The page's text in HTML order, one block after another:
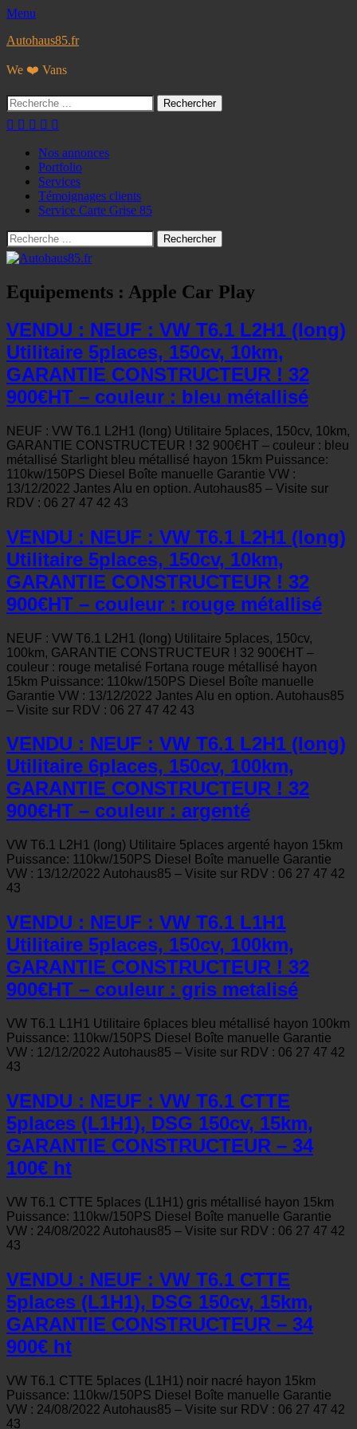
Menu
Autohaus85.fr
We ❤️ Vans
Rechercher :
Facebook
Googleplus
E- Instagram
Menu
principal
Aller
contenu
Nos annonces
Portfolio
Services
Témoignages clients
Service Carte Grise 85
Recherche
Rechercher :
Equipements : Apple Car Play
VENDU : NEUF : VW T6.1 L2H1 (long)
Utilitaire 5places, 150cv, 10km,
GARANTIE CONSTRUCTEUR ! 32
900€HT – couleur : bleu métallisé
NEUF : VW T6.1 L2H1 (long) Utilitaire 5places, 150cv, 10km,
GARANTIE CONSTRUCTEUR ! 32 900€HT – couleur : bleu
métallisé Starlight bleu métallisé hayon 15km Puissance:
110kw/150PS Diesel Boîte manuelle Garantie VW :
13/12/2022 Jantes Alu en option. Autohaus85 – Visite sur
RDV : 06 27 47 42 43
VENDU : NEUF : VW T6.1 L2H1 (long)
Utilitaire 5places, 150cv, 10km,
GARANTIE CONSTRUCTEUR ! 32
900€HT – couleur : rouge métallisé
NEUF : VW T6.1 L2H1 (long) Utilitaire 5places, 150cv,
100km, GARANTIE CONSTRUCTEUR ! 32 900€HT –
couleur : rouge metalisé Fortana rouge métallisé hayon
15km Puissance: 110kw/150PS Diesel Boîte manuelle
Garantie VW : 13/12/2022 Jantes Alu en option. Autohaus85
– Visite sur RDV : 06 27 47 42 43
VENDU : NEUF : VW T6.1 L2H1 (long)
Utilitaire 6places, 150cv, 100km,
GARANTIE CONSTRUCTEUR ! 32
900€HT – couleur : argenté
VW T6.1 L2H1 (long) Utilitaire 5places argenté hayon 15km
Puissance: 110kw/150PS Diesel Boîte manuelle Garantie
VW : 13/12/2022 Autohaus85 – Visite sur RDV : 06 27 47 42
43
VENDU : NEUF : VW T6.1 L1H1
Utilitaire 5places, 150cv, 100km,
GARANTIE CONSTRUCTEUR ! 32
900€HT – couleur : gris metalisé
VW T6.1 L1H1 Utilitaire 6places bleu métallisé hayon 100km
Puissance: 110kw/150PS Diesel Boîte manuelle Garantie
VW : 12/12/2022 Autohaus85 – Visite sur RDV : 06 27 47 42
43
VENDU : NEUF : VW T6.1 CTTE
5places (L1H1), DSG 150cv, 15km,
GARANTIE CONSTRUCTEUR – 34
100€ ht
VW T6.1 CTTE 5places (L1H1) gris métallisé hayon 15km
Puissance: 110kw/150PS Diesel Boîte manuelle Garantie
VW : 24/08/2022 Autohaus85 – Visite sur RDV : 06 27 47 42
43
VENDU : NEUF : VW T6.1 CTTE
5places (L1H1), DSG 150cv, 15km,
GARANTIE CONSTRUCTEUR – 34
900€ ht
VW T6.1 CTTE 5places (L1H1) noir nacré hayon 15km
Puissance: 110kw/150PS Diesel Boîte manuelle Garantie
VW : 24/08/2022 Autohaus85 – Visite sur RDV : 06 27 47 42
43